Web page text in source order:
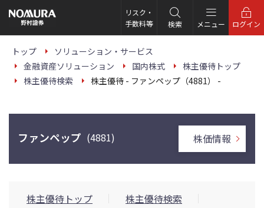
の
ー
リスク・
手数料等
検索 メニュー ログイン
トップ
ソリューション・サービス
金融資産ソリューション
国内株式
株主優待トップ
株主優待検索
株主優待 - ファンペップ（4881） -
ファンペップ (4881) 株価情報
株主優待トップ
株主優待検索